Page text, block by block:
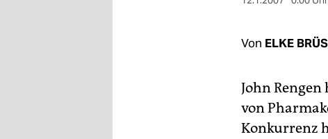
Von ELKE
John
von
Konkurrenz